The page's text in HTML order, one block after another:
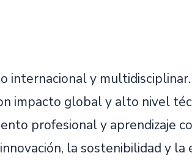
internacional y multidisciplinar.
impacto global y alto nivel
profesional y aprendizaje
la sostenibilidad y la